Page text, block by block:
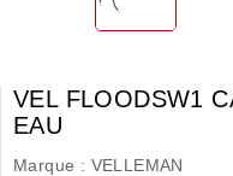
VEL FLOODSW1
EAU
Marque : VELLEMAN